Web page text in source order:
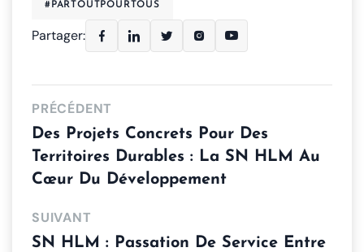
#PARTOUTPOURTOUS
Partager:
PRÉCÉDENT
Des Projets Concrets Pour Des
Territoires Durables : La SN HLM Au
Cœur Du Développement
SUIVANT
SN HLM : Passation De Service Entre